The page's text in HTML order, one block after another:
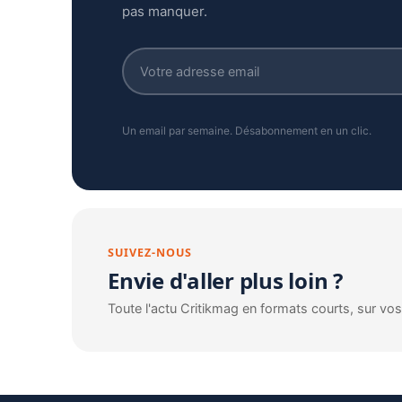
pas manquer.
Un email par semaine. Désabonnement en un clic.
SUIVEZ-NOUS
Envie d'aller plus loin ?
Toute l'actu Critikmag en formats courts, sur